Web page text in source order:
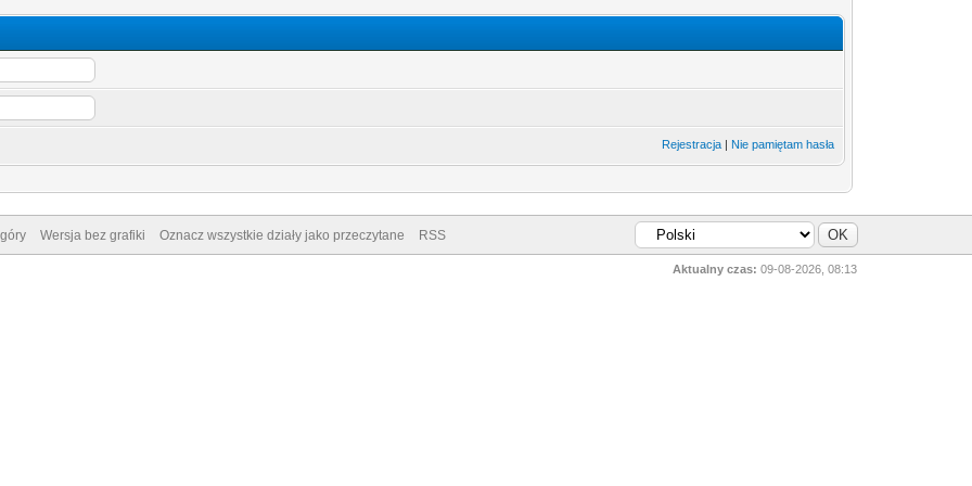
Rejestracja | Nie pamiętam hasła
Wersja bez grafiki Oznacz wszystkie działy jako przeczytane RSS
Aktualny czas: 09-08-2026, 08:13